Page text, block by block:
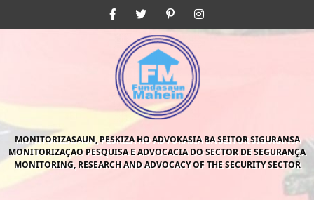
FacebookTwitter Pinterest
MONITORIZASAUN, PESKIZA HO ADVOKASIA BA SEITOR SIGURANSA
MONITORIZAÇAO PESQUISA E ADVOCACIA DO SECTOR DE SEGURANÇA
MONITORING, RESEARCH AND ADVOCACY OF THE SECURITY SECTOR